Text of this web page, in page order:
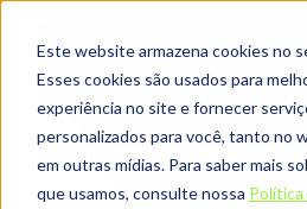
Este website armazena cookies no
Esses cookies são usados ​​para
experiência no site e fornecer
personalizados para você, tanto no
em outras mídias. Para saber mais
que usamos, consulte nossa Política
ENGENHARIA ELÉTRICA ENGENHARIA
AUTOMAÇÃO